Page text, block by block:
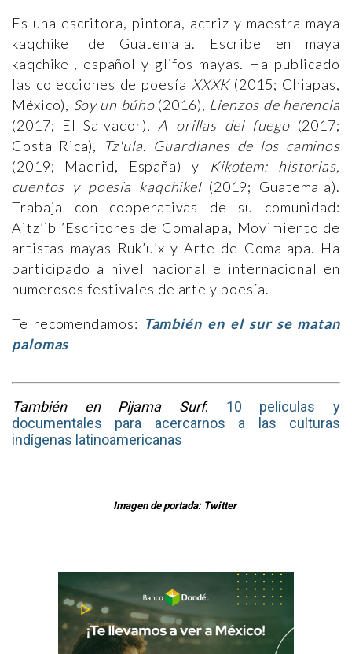
Es una escritora, pintora, actriz y maestra maya
kaqchikel de Guatemala. Escribe en maya
kaqchikel, español y glifos mayas. Ha publicado
las colecciones de poesía XXXK(2015; Chiapas,
México), Soy un búho (2016), Lienzos de herencia
(2017; El Salvador), A orillas del fuego (2017;
Costa Rica),
Tz'ula. Guardianes de los caminos
(2019; Madrid, España) y Kikotem: historias,
cuentos y poesía kaqchikel(2019; Guatemala).
Trabaja con cooperativas de su comunidad:
Ajtz’ib ’Escritores de Comalapa, Movimiento de
artistas mayas Ruk’u’x y Arte de Comalapa. Ha
participado a nivel nacional e internacional en
numerosos festivales de arte y poesía.
Te recomendamos: También en el sur se matan
palomas
También en Pijama Surf: 10 películas y
documentales para acercarnos a las culturas
indígenas latinoamericanas
Imagen de portada: Twitter